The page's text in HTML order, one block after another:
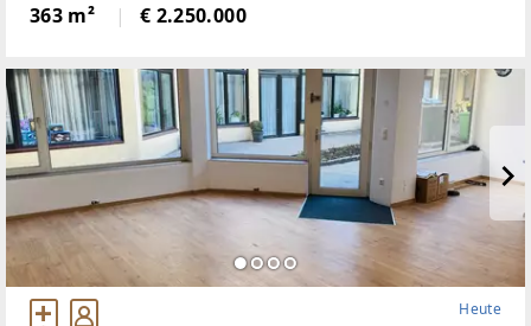
wunderbare Natur.Die Liegenschaft bietet ein hohes
Maß an Privatsphäre, versprüht
363 m² € 2.250.000
Heute